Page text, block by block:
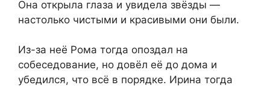
Она открыла глаза и увидела звёзды —
настолько чистыми и красивыми они были.
Из-за неё Рома тогда опоздал на
собеседование, но довёл её до дома и
убедился, что всё в порядке. Ирина тогда